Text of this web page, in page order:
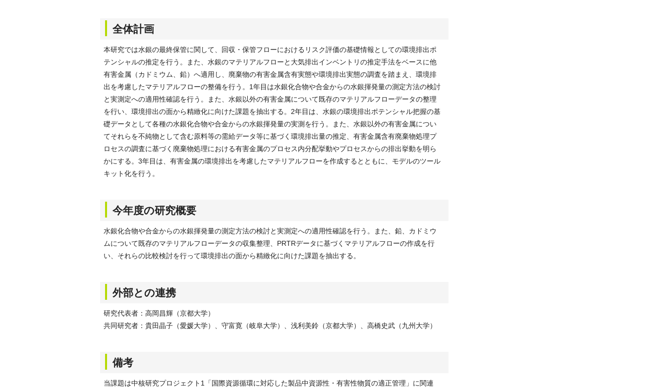
全体計画
本研究では水銀の最終保管に関して、回収・保管フローにおけるリスク評価の基礎情報としての環境排出ポ
テンシャルの推定を行う。また、水銀のマテリアルフローと大気排出インベントリの推定手法をベースに他
有害金属（カドミウム、鉛）へ適用し、廃棄物の有害金属含有実態や環境排出実態の調査を踏まえ、環境排
出を考慮したマテリアルフローの整備を行う。1年目は水銀化合物や合金からの水銀揮発量の測定方法の検討
と実測定への適用性確認を行う。また、水銀以外の有害金属について既存のマテリアルフローデータの整理
を行い、環境排出の面から精緻化に向けた課題を抽出する。2年目は、水銀の環境排出ポテンシャル把握の基
礎データとして各種の水銀化合物や合金からの水銀揮発量の実測を行う。また、水銀以外の有害金属につい
てそれらを不純物として含む原料等の需給データ等に基づく環境排出量の推定、有害金属含有廃棄物処理プ
ロセスの調査に基づく廃棄物処理における有害金属のプロセス内分配挙動やプロセスからの排出挙動を明ら
かにする。3年目は、有害金属の環境排出を考慮したマテリアルフローを作成するとともに、モデルのツール
キット化を行う。
今年度の研究概要
水銀化合物や合金からの水銀揮発量の測定方法の検討と実測定への適用性確認を行う。また、鉛、カドミウ
ムについて既存のマテリアルフローデータの収集整理、PRTRデータに基づくマテリアルフローの作成を行
い、それらの比較検討を行って環境排出の面から精緻化に向けた課題を抽出する。
外部との連携
研究代表者：高岡昌輝（京都大学）
共同研究者：貴田晶子（愛媛大学）、守富寛（岐阜大学）、浅利美鈴（京都大学）、高橋史武（九州大学）
備考
当課題は中核研究プロジェクト1「国際資源循環に対応した製品中資源性・有害性物質の適正管理」に関連